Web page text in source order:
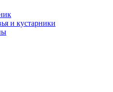
и кустарники